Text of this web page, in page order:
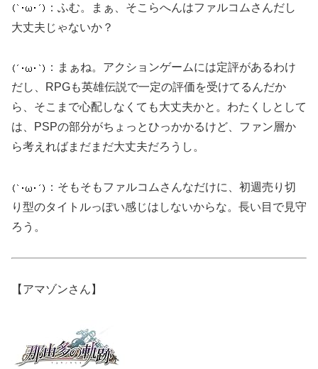
：ふむ。まぁ、そこらへんはファルコムさんだし
大丈夫じゃないか？
：まぁね。アクションゲームには定評があるわけ
だし、RPGも英雄伝説で一定の評価を受けてるんだか
ら、そこまで心配しなくても大丈夫かと。わたくしとして
は、PSPの部分がちょっとひっかかるけど、ファン層か
ら考えればまだまだ大丈夫だろうし。
：そもそもファルコムさんなだけに、初週売り切
り型のタイトルっぽい感じはしないからな。長い目で見守
ろう。
【アマゾンさん】